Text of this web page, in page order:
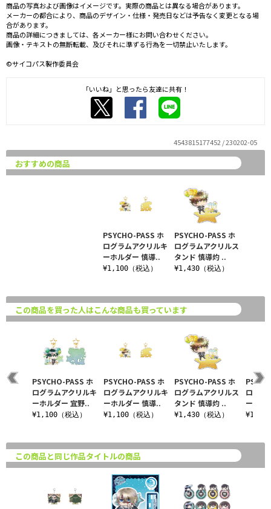
商品の写真および画像はイメージです。実際の商品とは異なる場合があります。
メーカーの都合により、商品のデザイン・仕様・発売日などは予告なく変更となる場
合があります。
商品の詳細につきましては、各メーカー様にお問い合わせください。
画像・テキストの無断転載、及びそれに準ずる行為を一切禁止いたします。
©サイコパス製作委員会
「いいね」と思ったら友達に共有！
4543815177452 / 230202-05
おすすめの商品
PSYCHO-PASS ホ
ログラムアクリルキ
ーホルダー 慎導..
¥1,100（税込）
PSYCHO-PASS ホ
ログラムアクリルス
タンド 慎導灼 ..
¥1,430（税込）
この商品を買った人はこんな商品も買っています
PSYCHO-PASS ホ
ログラムアクリルキ
ーホルダー 慎導..
¥1,100（税込）
PSYCHO-PASS ホ
ログラムアクリルス
タンド 慎導灼 ..
¥1,430（税込）
ログラ
ーホル
¥1,100
PSYCHO-PASS ホ
ログラムアクリルキ
ーホルダー 宜野..
¥1,100（税込）
この商品と同じ作品タイトルの商品